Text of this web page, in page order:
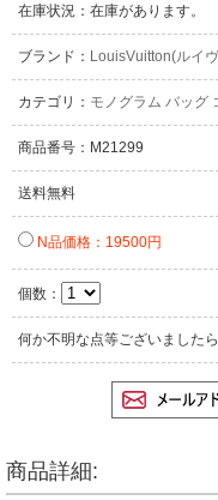
在庫状況：在庫があります。
ブランド： LouisVuitton(ルイ
カテゴリ： モノグラム バッグ
商品番号：M21299
送料無料
N品価格：19500円
個数：
何か不明な点等ございました
商品詳細: